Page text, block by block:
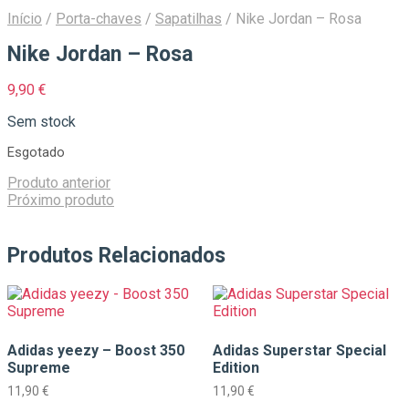
Início / Porta-chaves / Sapatilhas / Nike Jordan – Rosa
Nike Jordan – Rosa
9,90 €
Sem stock
Esgotado
Produto anterior
Próximo produto
Produtos Relacionados
Adidas yeezy – Boost 350
Supreme
11,90 €
Adidas Superstar Special
Edition
11,90 €